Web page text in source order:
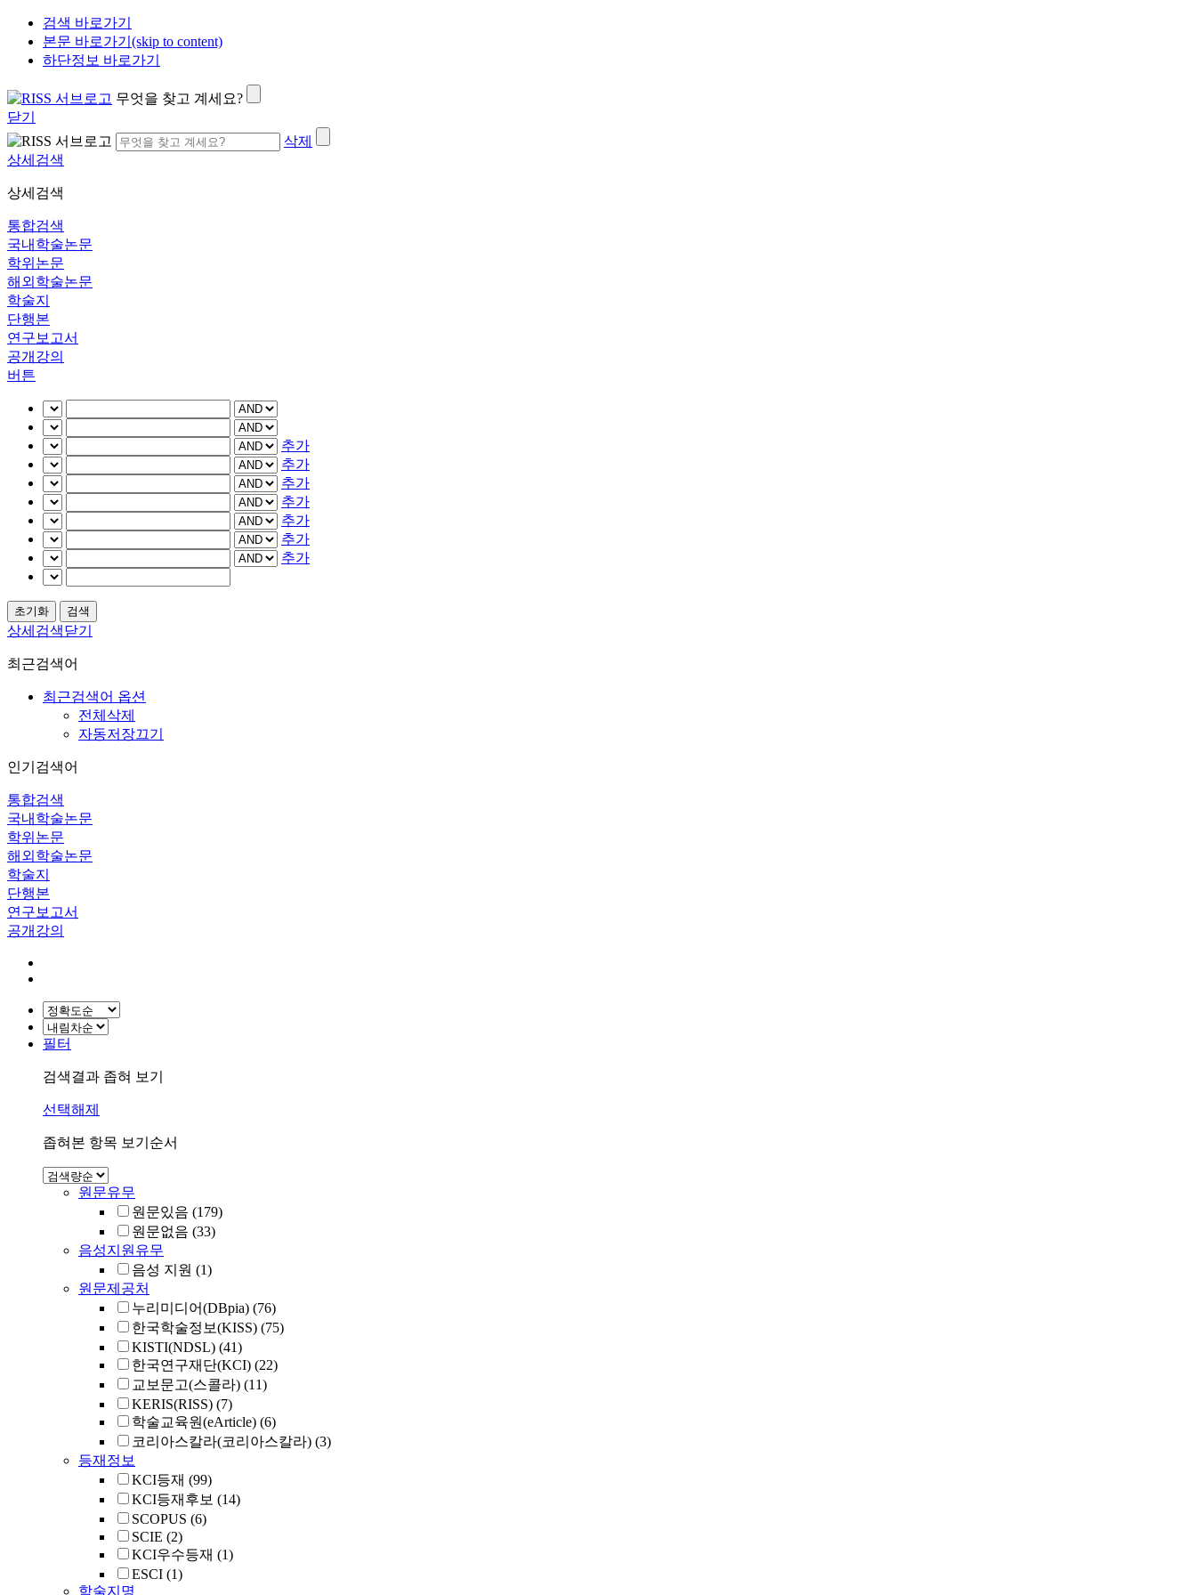
검색 바로가기
본문 바로가기(skip to content)
하단정보 바로가기
무엇을 찾고 계세요?
닫기
삭제
상세검색
상세검색
통합검색
국내학술논문
학위논문
해외학술논문
학술지
단행본
연구보고서
공개강의
버튼
추가
추가
추가
추가
추가
추가
추가
상세검색닫기
최근검색어
최근검색어 옵션
전체삭제
자동저장끄기
인기검색어
통합검색
국내학술논문
학위논문
해외학술논문
학술지
단행본
연구보고서
공개강의
필터
검색결과 좁혀 보기
선택해제
좁혀본 항목 보기순서
원문유무
원문있음 (179)
원문없음 (33)
음성지원유무
음성 지원 (1)
원문제공처
누리미디어(DBpia) (76)
한국학술정보(KISS) (75)
KISTI(NDSL) (41)
한국연구재단(KCI) (22)
교보문고(스콜라) (11)
KERIS(RISS) (7)
학술교육원(eArticle) (6)
코리아스칼라(코리아스칼라) (3)
등재정보
KCI등재 (99)
KCI등재후보 (14)
SCOPUS (6)
SCIE (2)
KCI우수등재 (1)
ESCI (1)
학술지명